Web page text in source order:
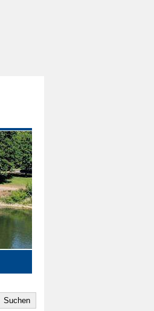
Suchen